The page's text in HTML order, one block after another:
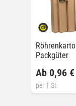
Packgüter
Ab 0,96 €
per 1 St.